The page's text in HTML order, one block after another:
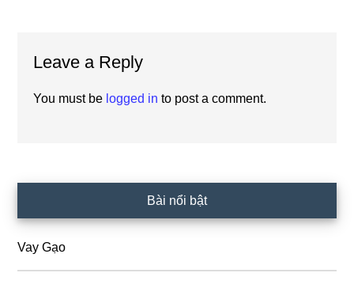
Interactions
Leave a Reply
You must be logged in to post a comment.
Sidebar
Bài nổi bật
Vay Gạo